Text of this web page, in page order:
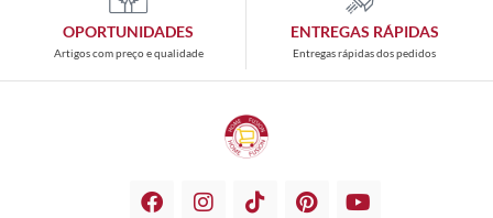
OPORTUNIDADES
Artigos com preço e qualidade
ENTREGAS RÁPIDAS
Entregas rápidas dos pedidos